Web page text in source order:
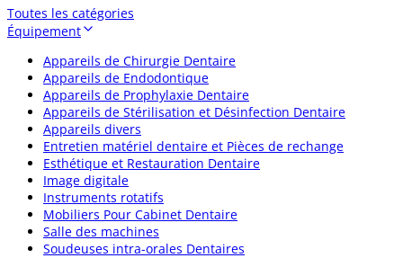
Toutes les catégories
Équipement
Appareils de Chirurgie Dentaire
Appareils de Endodontique
Appareils de Prophylaxie Dentaire
Appareils de Stérilisation et Désinfection Dentaire
Appareils divers
Entretien matériel dentaire et Pièces de rechange
Esthétique et Restauration Dentaire
Image digitale
Instruments rotatifs
Mobiliers Pour Cabinet Dentaire
Salle des machines
Soudeuses intra-orales Dentaires